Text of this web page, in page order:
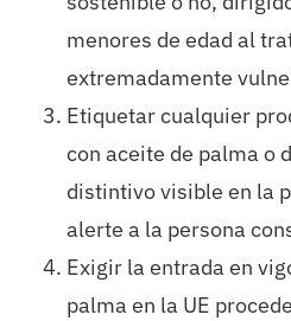
menores de edad al
extremadamente
Etiquetar cualquier
con aceite de palma o
distintivo visible en la
alerte a la persona
Exigir la entrada en
palma en la UE